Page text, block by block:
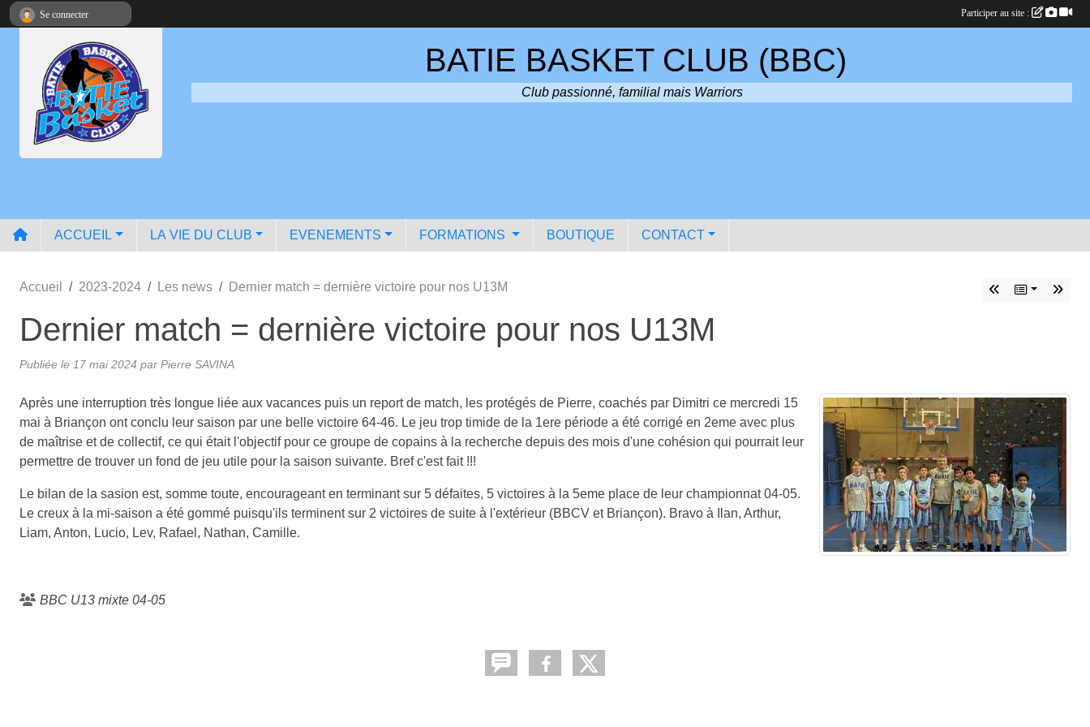
BATIE BASKET CLUB (BBC)
Club passionné, familial mais Warriors
ACCUEIL LA VIE DU CLUB EVENEMENTS FORMATIONS BOUTIQUE CONTACT
Accueil 2023-2024 Les news Dernier match = dernière victoire pour nos U13M
Dernier match = dernière victoire pour nos U13M
Publiée le 17 mai 2024 par Pierre SAVINA
Après une interruption très longue liée aux vacances puis un report de match, les protégés de Pierre, coachés par Dimitri ce mercredi 15
mai à Briançon ont conclu leur saison par une belle victoire 64-46. Le jeu trop timide de la 1ere période a été corrigé en 2eme avec plus
de maîtrise et de collectif, ce qui était l'objectif pour ce groupe de copains à la recherche depuis des mois d'une cohésion qui pourrait leur
permettre de trouver un fond de jeu utile pour la saison suivante. Bref c'est fait !!!
Le bilan de la sasion est, somme toute, encourageant en terminant sur 5 défaites, 5 victoires à la 5eme place de leur championnat 04-05.
Le creux à la mi-saison a été gommé puisqu'ils terminent sur 2 victoires de suite à l'extérieur (BBCV et Briançon). Bravo à Ilan, Arthur,
Liam, Anton, Lucio, Lev, Rafael, Nathan, Camille.
BBC U13 mixte 04-05
Se connecter Participer au site :
Panneau de gestion des cookies